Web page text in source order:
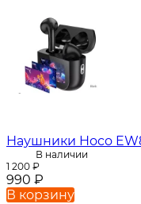
В наличии
1 200 ₽
990 ₽
В корзину